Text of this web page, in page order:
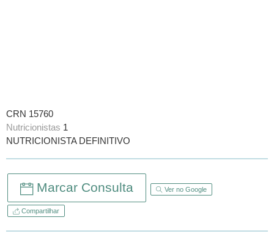
CRN 15760
Nutricionistas 1
NUTRICIONISTA DEFINITIVO
Marcar Consulta Ver no Google
Compartilhar